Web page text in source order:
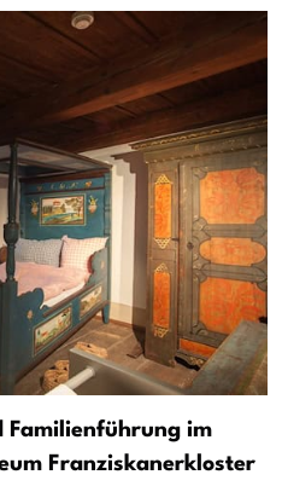
Familienführung im
Franziskanerkloster